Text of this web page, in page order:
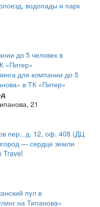
водопады и парк
для компании до 5
в ТК «Питер»
21
— сердце земли
Travel